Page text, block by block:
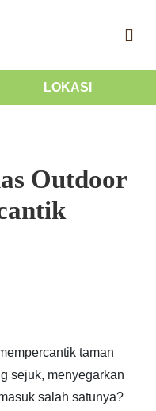
LOKASI
Outdoor
taman
sejuk, menyegarkan
salah satunya?